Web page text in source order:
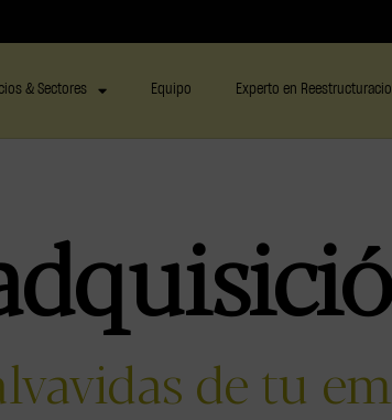
& Sectores Equipo Experto en
de tu